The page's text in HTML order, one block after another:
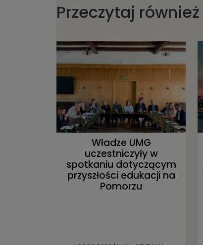
Przeczytaj również
Władze UMG
uczestniczyły w
spotkaniu dotyczącym
przyszłości edukacji na
Pomorzu